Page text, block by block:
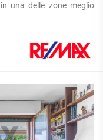
una delle zone meglio